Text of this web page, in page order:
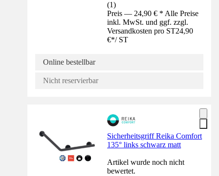
(1)
Preis — 24,90 € * Alle Preise
inkl. MwSt. und ggf. zzgl.
Versandkosten pro ST24,90
€*/ ST
Online bestellbar
Nicht reservierbar
Sicherheitsgriff Reika Comfort
135° links schwarz matt
Artikel wurde noch nicht
bewertet.